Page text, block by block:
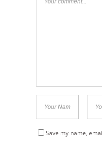
Save my name,